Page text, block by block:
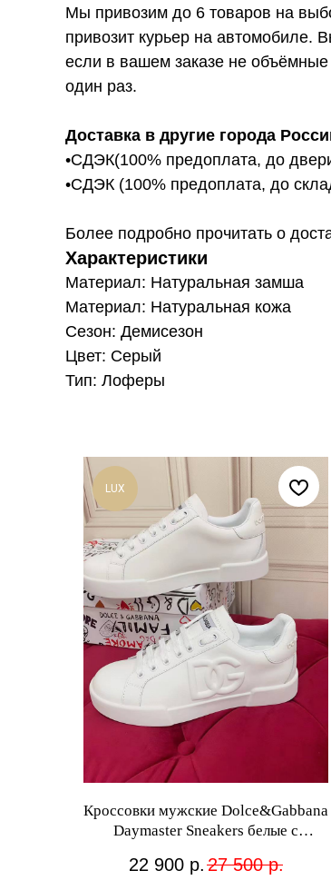
Мы привозим до 6 товаров на
привозит курьер на автомобиле.
если в вашем заказе не
один раз.
Доставка в другие города
•СДЭК(100% предоплата, до
•СДЭК (100% предоплата, до
Более подробно прочитать о
Характеристики
Материал: Натуральная замша
Материал: Натуральная кожа
Сезон: Демисезон
Цвет: Серый
Тип: Лоферы
LUX
Кроссовки мужские Dolce&Gabbana
Daymaster Sneakers белые с
22 900 р. 27 500 р.